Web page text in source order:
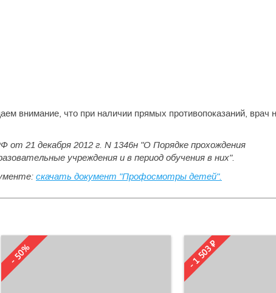
внимание, что при наличии прямых противопоказаний, врач
от 21 декабря 2012 г. N 1346н "О Порядке прохождения
учреждения и в период обучения в них".
скачать документ "Профосмотры детей".
- 50% - 1 503 ₽